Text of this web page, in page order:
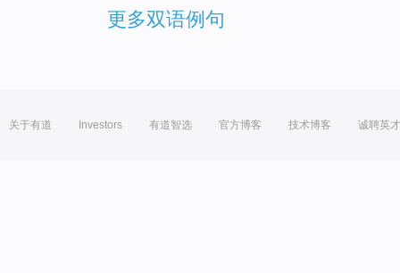
更多双语例句
关于有道 Investors 有道智选 官方博客 技术博客 诚聘英才